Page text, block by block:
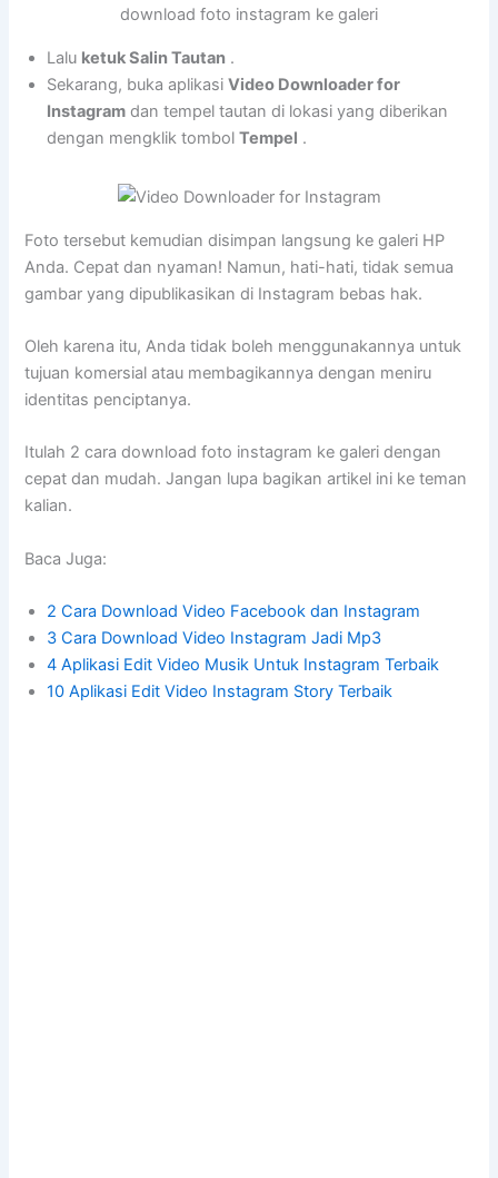
download foto instagram ke galeri
Lalu ketuk Salin Tautan .
Sekarang, buka aplikasiVideo Downloader for
Instagram dan tempel tautan di lokasi yang diberikan
dengan mengklik tombolTempel .
Foto tersebut kemudian disimpan langsung ke galeri HP
Anda. Cepat dan nyaman! Namun, hati-hati, tidak semua
gambar yang dipublikasikan di Instagram bebas hak.
Oleh karena itu, Anda tidak boleh menggunakannya untuk
tujuan komersial atau membagikannya dengan meniru
identitas penciptanya.
Itulah 2 cara download foto instagram ke galeri dengan
cepat dan mudah. Jangan lupa bagikan artikel ini ke teman
kalian.
Baca Juga:
2 Cara Download Video Facebook dan Instagram
3 Cara Download Video Instagram Jadi Mp3
4 Aplikasi Edit Video Musik Untuk Instagram Terbaik
10 Aplikasi Edit Video Instagram Story Terbaik